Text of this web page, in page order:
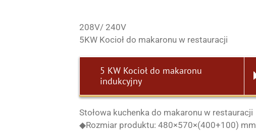
208V/ 240V
5KW Kocioł do makaronu w restauracji
5 KW Kocioł do makaronu
indukcyjny
Stołowa kuchenka do makaronu w restauracji
◆Rozmiar produktu: 480×570×(400+100) mm